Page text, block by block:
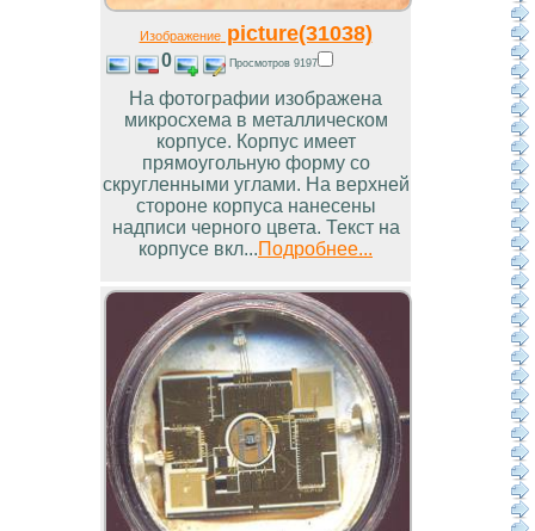
Изображениеpicture(31038)
0 Просмотров 9197
На фотографии изображена
микросхема в металлическом
корпусе. Корпус имеет
прямоугольную форму со
скругленными углами. На верхней
стороне корпуса нанесены
надписи черного цвета. Текст на
корпусе вкл...Подробнее...